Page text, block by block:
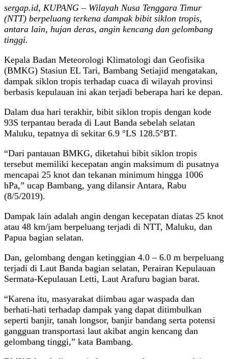
sergap.id, KUPANG – Wilayah Nusa Tenggara Timur
(NTT) berpeluang terkena dampak bibit siklon tropis,
antara lain, hujan deras, angin kencang dan gelombang
tinggi.
Kepala Badan Meteorologi Klimatologi dan Geofisika
(BMKG) Stasiun EL Tari, Bambang Setiajid mengatakan,
dampak siklon tropis terhadap cuaca di wilayah provinsi
berbasis kepulauan ini akan terjadi beberapa hari ke depan.
Dalam dua hari terakhir, bibit siklon tropis dengan kode
93S terpantau berada di Laut Banda sebelah selatan
Maluku, tepatnya di sekitar 6.9 °LS 128.5°BT.
“Dari pantauan BMKG, diketahui bibit siklon tropis
tersebut memiliki kecepatan angin maksimum di pusatnya
mencapai 25 knot dan tekanan minimum hingga 1006
hPa,” ucap Bambang, yang dilansir Antara, Rabu
(8/5/2019).
Dampak lain adalah angin dengan kecepatan diatas 25 knot
atau 48 km/jam berpeluang terjadi di NTT, Maluku, dan
Papua bagian selatan.
Dan, gelombang dengan ketinggian 4.0 – 6.0 m berpeluang
terjadi di Laut Banda bagian selatan, Perairan Kepulauan
Sermata-Kepulauan Letti, Laut Arafuru bagian barat.
“Karena itu, masyarakat diimbau agar waspada dan
berhati-hati terhadap dampak yang dapat ditimbulkan
seperti banjir, tanah longsor, banjir bandang serta potensi
gangguan transportasi laut akibat angin kencang dan
gelombang tinggi,” kata Bambang.